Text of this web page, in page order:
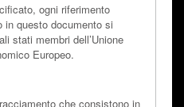
ogni riferimento
in questo documento si
stati membri dell’Unione
Europeo.
che consistono in